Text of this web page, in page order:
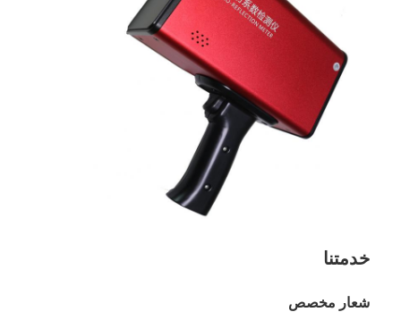
اتصل بنا
أخبار
الحالات
مقياس انعكاس انعكاس الرصيف
تسجيل مقياس الانعكاس
ريترو عاكس متر
خدمتنا
شعار مخصص